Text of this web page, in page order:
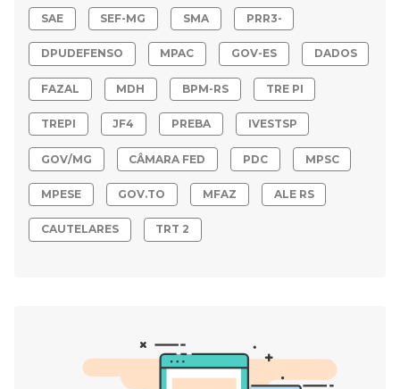
SAE SEF-MG SMA PRR3-
DPUDEFENSO MPAC GOV-ES DADOS
FAZAL MDH BPM-RS TRE PI
TREPI JF4 PREBA IVESTSP
GOV/MG CÂMARA FED PDC MPSC
MPESE GOV.TO MFAZ ALE RS
CAUTELARES TRT 2